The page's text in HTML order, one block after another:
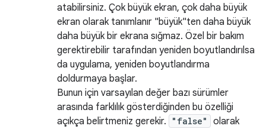
atabilirsiniz. Çok büyük ekran, çok daha büyük
ekran olarak tanımlanır "büyük"ten daha büyük
daha büyük bir ekrana sığmaz. Özel bir bakım
gerektirebilir tarafından yeniden boyutlandırılsa
da uygulama, yeniden boyutlandırma
doldurmaya başlar.
Bunun için varsayılan değer bazı sürümler
arasında farklılık gösterdiğinden bu özelliği
açıkça belirtmeniz gerekir.
"false"
olarak